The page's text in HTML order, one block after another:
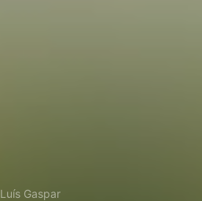
Luís Gaspar